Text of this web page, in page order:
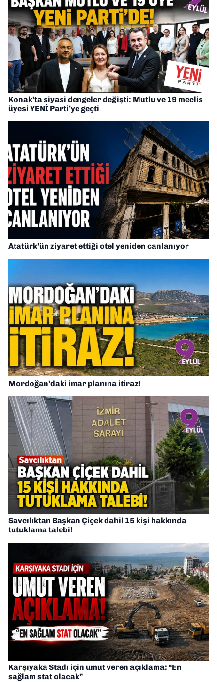
Konak’ta siyasi dengeler değişti: Mutlu ve 19 meclis
üyesi YENİ Parti’ye geçti
Atatürk’ün ziyaret ettiği otel yeniden canlanıyor
Mordoğan’daki imar planına itiraz!
Savcılıktan Başkan Çiçek dahil 15 kişi hakkında
tutuklama talebi!
Karşıyaka Stadı için umut veren açıklama: “En
sağlam stat olacak”